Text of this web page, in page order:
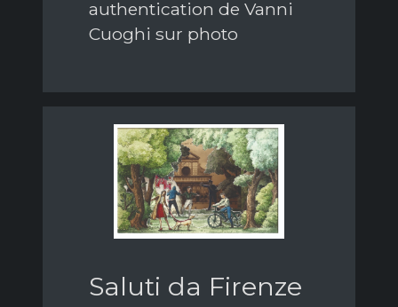
authentication de Vanni
Cuoghi sur photo
Saluti da Firenze